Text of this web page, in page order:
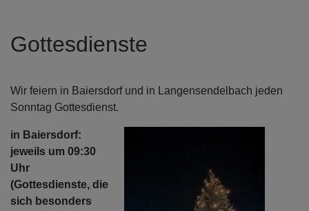
Gottesdienste
Wir feiern in Baiersdorf und in Langensendelbach jeden
Sonntag Gottesdienst.
in Baiersdorf:
jeweils um 09:30
Uhr
(Gottesdienste, die
sich besonders